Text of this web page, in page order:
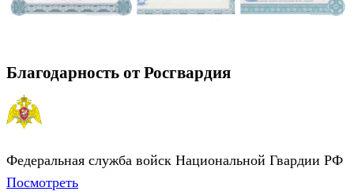
Благодарность от Росгвардия
Федеральная служба войск Национальной Гвардии РФ
Посмотреть